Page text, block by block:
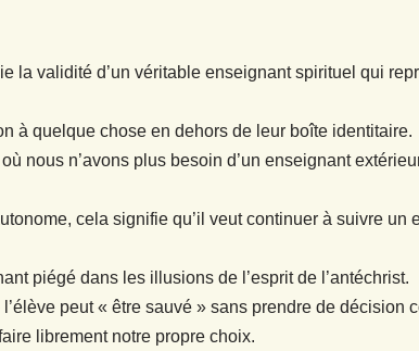
la validité d’un véritable enseignant spirituel qui
à quelque chose en dehors de leur boîte identitaire.
nous n’avons plus besoin d’un enseignant
cela signifie qu’il veut continuer à suivre un
piégé dans les illusions de l’esprit de l’antéchrist.
peut « être sauvé » sans prendre de décision
librement notre propre choix.